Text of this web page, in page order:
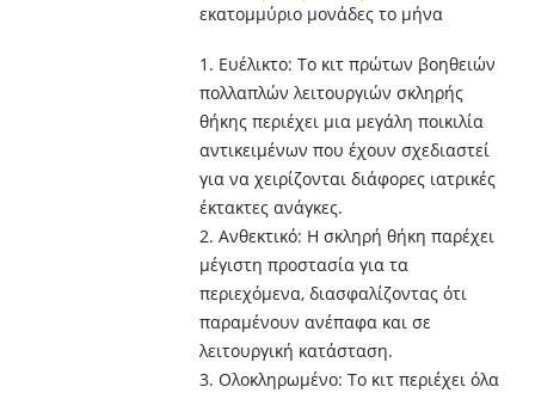
εκατομμύριο μονάδες το μήνα
1. Ευέλικτο: Το κιτ πρώτων βοηθειών
πολλαπλών λειτουργιών σκληρής
θήκης περιέχει μια μεγάλη ποικιλία
αντικειμένων που έχουν σχεδιαστεί
για να χειρίζονται διάφορες ιατρικές
έκτακτες ανάγκες.
2. Ανθεκτικό: Η σκληρή θήκη παρέχει
μέγιστη προστασία για τα
περιεχόμενα, διασφαλίζοντας ότι
παραμένουν ανέπαφα και σε
λειτουργική κατάσταση.
3. Ολοκληρωμένο: Το κιτ περιέχει όλα